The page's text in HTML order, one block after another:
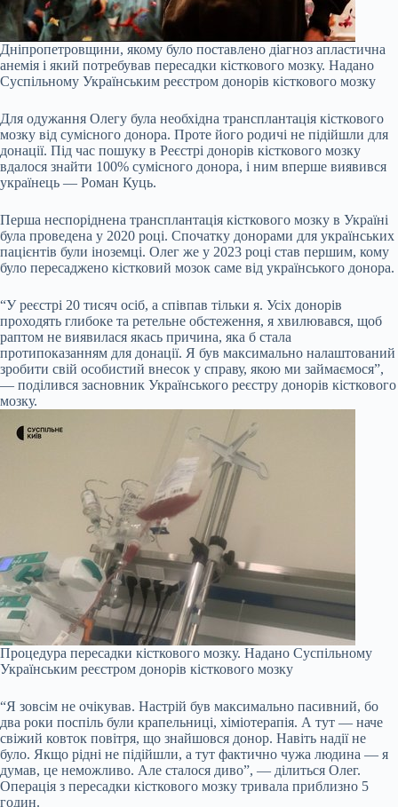
Дніпропетровщини, якому було поставлено діагноз апластична
анемія і який потребував пересадки кісткового мозку. Надано
Суспільному Українським реєстром донорів кісткового мозку
Для одужання Олегу була необхідна трансплантація кісткового
мозку від сумісного донора. Проте його родичі не підійшли для
донації. Під час пошуку в Реєстрі донорів кісткового мозку
вдалося знайти 100% сумісного донора, і ним вперше виявився
українець — Роман Куць.
Перша неспоріднена трансплантація кісткового мозку в Україні
була проведена у 2020 році. Спочатку донорами для українських
пацієнтів були іноземці. Олег же у 2023 році став першим, кому
було пересаджено кістковий мозок саме від українського донора.
“У реєстрі 20 тисяч осіб, а співпав тільки я. Усіх донорів
проходять глибоке та ретельне обстеження, я хвилювався, щоб
раптом не виявилася якась причина, яка б стала
протипоказанням для донації. Я був максимально налаштований
зробити свій особистий внесок у справу, якою ми займаємося”,
— поділився засновник Українського реєстру донорів кісткового
мозку.
Процедура пересадки кісткового мозку. Надано Суспільному
Українським реєстром донорів кісткового мозку
“Я зовсім не очікував. Настрій був максимально пасивний, бо
два роки поспіль були крапельниці, хіміотерапія. А тут — наче
свіжий ковток повітря, що знайшовся донор. Навіть надії не
було. Якщо рідні не підійшли, а тут фактично чужа людина — я
думав, це неможливо. Але сталося диво”, — ділиться Олег.
Операція з пересадки кісткового мозку тривала приблизно 5
годин.